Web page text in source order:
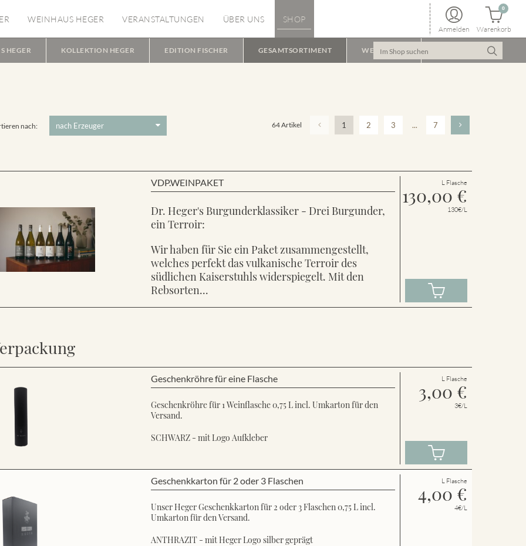
WEINHAUS HEGER VERANSTALTUNGEN ÜBER UNS SHOP
Anmelden Warenkorb
0
HEGER KOLLEKTION HEGER EDITION FISCHER GESAMTSORTIMENT WEINPAKET
nach: 64 Artikel 1 2 3 ... 7
VDP.WEINPAKET
Dr. Heger's Burgunderklassiker - Drei Burgunder,
ein Terroir:
Wir haben für Sie ein Paket zusammengestellt,
welches perfekt das vulkanische Terroir des
südlichen Kaiserstuhls widerspiegelt. Mit den
Rebsorten...
L Flasche
130,00 €
130€/L
Geschenkröhre für eine Flasche
Geschenkröhre für 1 Weinflasche 0,75 L incl. Umkarton für den
Versand.
SCHWARZ - mit Logo Aufkleber
L Flasche
3,00 €
3€/L
Geschenkkarton für 2 oder 3 Flaschen
Unser Heger Geschenkkarton für 2 oder 3 Flaschen 0,75 L incl.
Umkarton für den Versand.
ANTHRAZIT - mit Heger Logo silber geprägt
L Flasche
4,00 €
4€/L